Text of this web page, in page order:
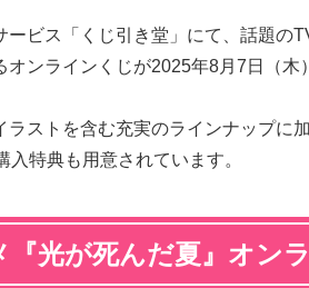
ービス「くじ引き堂」にて、話題の
オンラインくじが2025年8月7日（木
ラストを含む充実のラインナップに
入特典も用意されています。
『光が死んだ夏』オン